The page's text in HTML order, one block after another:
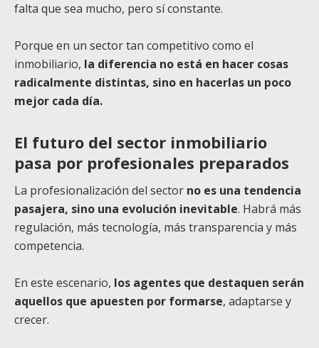
falta que sea mucho, pero sí constante.
Porque en un sector tan competitivo como el
inmobiliario, la diferencia no está en hacer cosas
radicalmente distintas, sino en hacerlas un poco
mejor cada día.
El futuro del sector inmobiliario
pasa por profesionales preparados
La profesionalización del sector no es una tendencia
pasajera, sino una evolución inevitable. Habrá más
regulación, más tecnología, más transparencia y más
competencia.
En este escenario, los agentes que destaquen serán
aquellos que apuesten por formarse, adaptarse y
crecer.